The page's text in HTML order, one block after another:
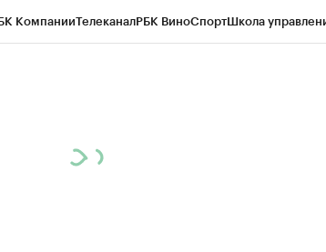
КомпанииТелеканалРБК ВиноСпортШкола